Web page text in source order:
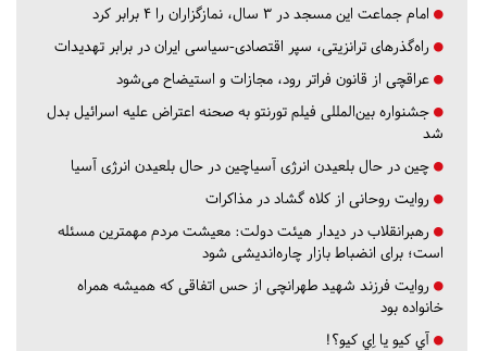
امام جماعت این مسجد در ۳ سال، نمازگزاران را ۴ برابر کرد
راه‌گذرهای ترانزیتی، سپر اقتصادی-سیاسی ایران در برابر تهدیدات
عراقچی از قانون فراتر رود، مجازات و استیضاح می‌شود
جشنواره بین‌المللی فیلم تورنتو به صحنه اعتراض علیه اسرائیل بدل
شد
چین در حال بلعیدن انرژی آسیاچین در حال بلعیدن انرژی آسیا
روایت روحانی از کلاه گشاد در مذاکرات
رهبرانقلاب در دیدار هیئت دولت: معیشت مردم مهمترین مسئله
است؛ برای انضباط بازار چاره‌اندیشی شود
روایت فرزند شهید طهرانچی از حس اتفاقی که همیشه همراه
خانواده بود
آي كيو يا اِي كيو؟!